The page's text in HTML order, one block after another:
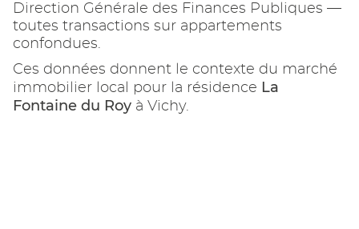
Direction Générale des Finances Publiques —
toutes transactions sur appartements
confondues.
Ces données donnent le contexte du marché
immobilier local pour la résidence La
Fontaine du Roy à Vichy.